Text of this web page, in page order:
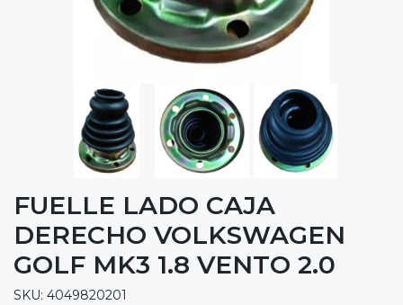
FUELLE LADO CAJA
DERECHO VOLKSWAGEN
GOLF MK3 1.8 VENTO 2.0
SKU: 4049820201